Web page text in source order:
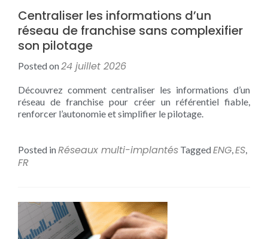
Centraliser les informations d’un
réseau de franchise sans complexifier
son pilotage
Posted on24 juillet 2026
Découvrez comment centraliser les informations d’un
réseau de franchise pour créer un référentiel fiable,
renforcer l’autonomie et simplifier le pilotage.
Posted inRéseaux multi-implantés TaggedENG,ES,
FR